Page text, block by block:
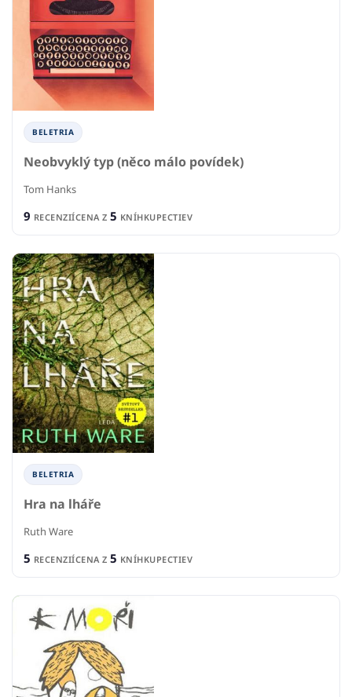
BELETRIA
Neobvyklý typ (něco málo povídek)
Tom Hanks
9 RECENZIÍCENA Z 5 KNÍHKUPECTIEV
BELETRIA
Hra na lháře
Ruth Ware
5 RECENZIÍCENA Z 5 KNÍHKUPECTIEV